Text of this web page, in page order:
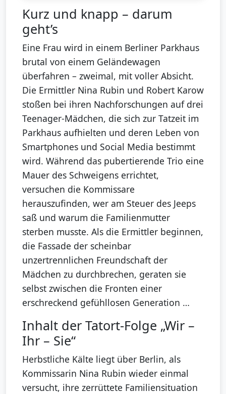
Kurz und knapp – darum
geht’s
Eine Frau wird in einem Berliner Parkhaus
brutal von einem Geländewagen
überfahren – zweimal, mit voller Absicht.
Die Ermittler Nina Rubin und Robert Karow
stoßen bei ihren Nachforschungen auf drei
Teenager-Mädchen, die sich zur Tatzeit im
Parkhaus aufhielten und deren Leben von
Smartphones und Social Media bestimmt
wird. Während das pubertierende Trio eine
Mauer des Schweigens errichtet,
versuchen die Kommissare
herauszufinden, wer am Steuer des Jeeps
saß und warum die Familienmutter
sterben musste. Als die Ermittler beginnen,
die Fassade der scheinbar
unzertrennlichen Freundschaft der
Mädchen zu durchbrechen, geraten sie
selbst zwischen die Fronten einer
erschreckend gefühllosen Generation …
Inhalt der Tatort-Folge „Wir –
Ihr – Sie“
Herbstliche Kälte liegt über Berlin, als
Kommissarin Nina Rubin wieder einmal
versucht, ihre zerrüttete Familiensituation